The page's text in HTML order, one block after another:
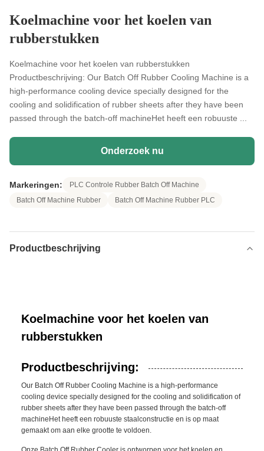
Koelmachine voor het koelen van
rubberstukken
Koelmachine voor het koelen van rubberstukken
Productbeschrijving: Our Batch Off Rubber Cooling Machine is a
high-performance cooling device specially designed for the
cooling and solidification of rubber sheets after they have been
passed through the batch-off machineHet heeft een robuuste ...
Onderzoek nu
Markeringen:
PLC Controle Rubber Batch Off Machine
Batch Off Machine Rubber
Batch Off Machine Rubber PLC
Productbeschrijving
Koelmachine voor het koelen van
rubberstukken
Productbeschrijving:
Our Batch Off Rubber Cooling Machine is a high-performance
cooling device specially designed for the cooling and solidification of
rubber sheets after they have been passed through the batch-off
machineHet heeft een robuuste staalconstructie en is op maat
gemaakt om aan elke grootte te voldoen.